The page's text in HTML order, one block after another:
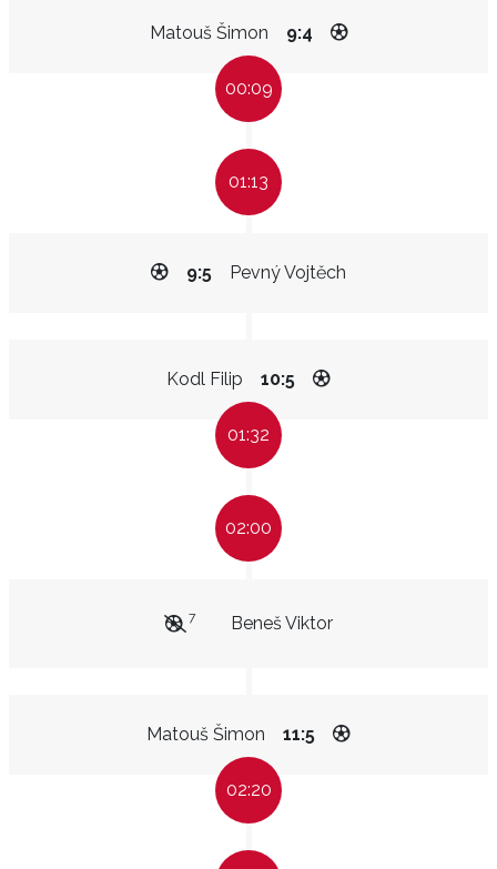
Matouš Šimon 9:4
00:09
01:13
Pevný Vojtěch
9:5
Kodl Filip 10:5
01:32
02:00
Beneš Viktor
7
Matouš Šimon 11:5
02:20